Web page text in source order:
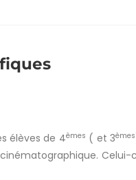
élèves de 4èmes ( et 3èmes